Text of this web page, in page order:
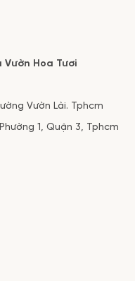
Vườn Hoa Tươi
Vườn Lài. Tphcm
1, Quận 3, Tphcm